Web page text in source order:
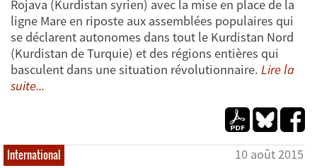
Rojava (Kurdistan syrien) avec la mise en place de la
ligne Mare en riposte aux assemblées populaires qui
se déclarent autonomes dans tout le Kurdistan Nord
(Kurdistan de Turquie) et des régions entières qui
basculent dans une situation révolutionnaire. Lire la
suite...
International 10 août 2015